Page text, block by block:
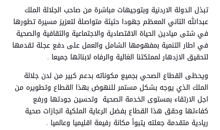
تبذل الدولة الاردنية وبتوجيهات مباشرة من صاحب الجلالة الملك
عبدالله الثاني المعظم جهودا حثيثة متواصلة لتعزيز مسيرة تطورها
في شتى ميادين الحياة الاقتصادية والاجتماعية والثقافية والصحية
في اطار التنمية بمفهومها الشامل والعمل على دفع عجلة تقدمها
لتحقيق الازدهار لمملكتنا الغالية والرفاه لابنائها جميعا .
ويحظى القطاع الصحي بجميع مكوناته بدعم كبير من لدن جلالة
الملك الذي يوجه بشكل مستمر للنهوض بهذا القطاع وتطويره من
اجل الارتقاء بمستوى الخدمة الصحية وتحسين جودتها ورفع
كفاءتها وحقق هذا القطاع بفضل الرعاية الملكية انجازات صحية
ريادية متقدمة جعلته يتبوأ مكانة رفيعة اقليميا وعالميا .